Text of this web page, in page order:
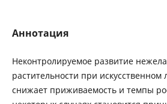
Аннотация
Неконтролируемое развитие
растительности при искусственном
снижает приживаемость и темпы